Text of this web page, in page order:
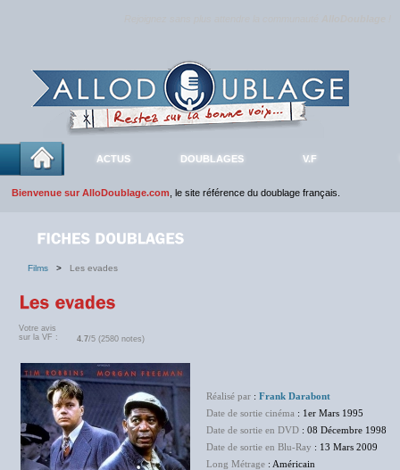
ACTUS DOUBLAGES V.F
Bienvenue sur AlloDoublage.com , le site référence du doublage français.
Films > Les evades
Votre avis
sur la VF :
4.7/5 (2580 notes)
Réalisé par : Frank Darabont
Date de sortie cinéma : 1er Mars 1995
Date de sortie en DVD : 08 Décembre 1998
Date de sortie en Blu-Ray : 13 Mars 2009
Long Métrage : Américain